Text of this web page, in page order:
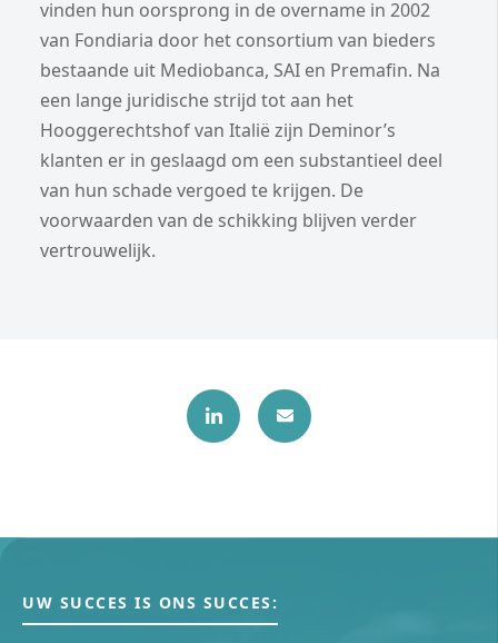
vinden hun oorsprong in de overname in 2002
van Fondiaria door het consortium van bieders
bestaande uit Mediobanca, SAI en Premafin. Na
een lange juridische strijd tot aan het
Hooggerechtshof van Italië zijn Deminor’s
klanten er in geslaagd om een substantieel deel
van hun schade vergoed te krijgen. De
voorwaarden van de schikking blijven verder
vertrouwelijk.
UW SUCCES IS ONS SUCCES: